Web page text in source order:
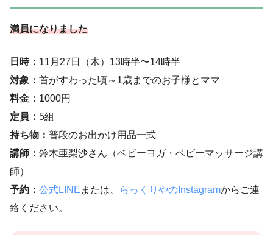
満員になりました
日時： 11月27日（木）13時半〜14時半
対象： 首がすわった頃～1歳までのお子様とママ
料金： 1000円
定員： 5組
持ち物： 普段のお出かけ用品一式
講師： 鈴木亜梨沙さん（ベビーヨガ・ベビーマッサージ講
師）
予約： 公式LINE または、 らっくりやのInstagramからご連
絡ください。